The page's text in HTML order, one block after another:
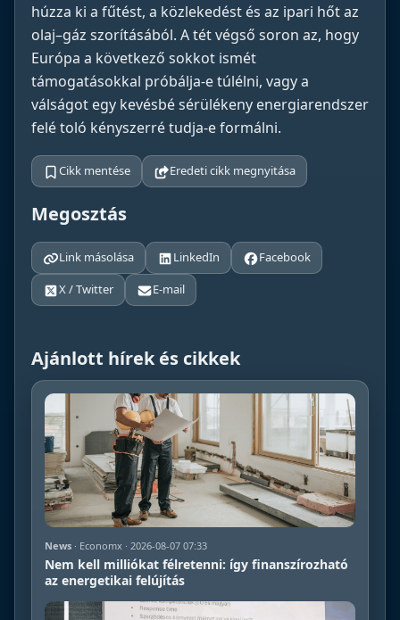
húzza ki a fűtést, a közlekedést és az ipari hőt az
olaj–gáz szorításából. A tét végső soron az, hogy
Európa a következő sokkot ismét
támogatásokkal próbálja-e túlélni, vagy a
válságot egy kevésbé sérülékeny energiarendszer
felé toló kényszerré tudja-e formálni.
Cikk mentése Eredeti cikk megnyitása
Megosztás
Link másolása LinkedIn
Facebook
X / Twitter
E-mail
Ajánlott hírek és cikkek
News · Economx · 2026-08-07 07:33
Nem kell milliókat félretenni: így finanszírozható
az energetikai felújítás